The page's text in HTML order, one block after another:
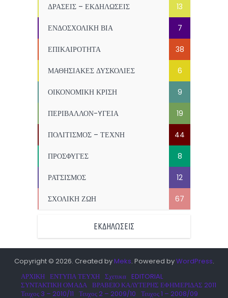
ΔΡΑΣΕΙΣ – ΕΚΔΗΛΩΣΕΙΣ 13
ΕΝΔΟΣΧΟΛΙΚΗ ΒΙΑ 7
ΕΠΙΚΑΙΡΟΤΗΤΑ 38
ΜΑΘΗΣΙΑΚΕΣ ΔΥΣΚΟΛΙΕΣ 6
ΟΙΚΟΝΟΜΙΚΗ ΚΡΙΣΗ 9
ΠΕΡΙΒΑΛΛΟΝ-YΓΕΙΑ 19
ΠΟΛΙΤΙΣΜΟΣ – ΤΕΧΝΗ 44
ΠΡΟΣΦΥΓΕΣ 8
ΡΑΤΣΙΣΜΟΣ 12
ΣΧΟΛΙΚΗ ΖΩΗ 67
ΕΚΔΗΛΩΣΕΙΣ
Copyright © 2026. Created byMeks. Powered byWordPress.
ΑΡΧΙΚΗ ΕΝΤΥΠΑ ΤΕΥΧΗ Σχετικα EDITORIAL
ΣΥΝΤΑΚΤΙΚΗ ΟΜΑΔΑ ΒΡΑΒΕΙΟ ΚΑΛΥΤΕΡΗΣ ΕΦΗΜΕΡΙΔΑΣ 2011
Τευχος 3 – 2010/11 Τευχος 2 – 2009/10 Τευχος 1 – 2008/09